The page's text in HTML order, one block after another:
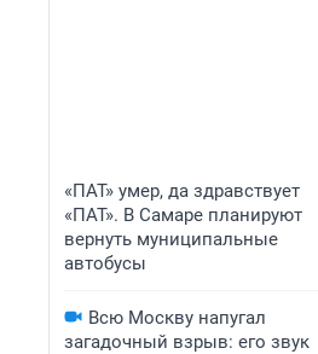
«ПАТ» умер, да здравствует
«ПАТ». В Самаре планируют
вернуть муниципальные
автобусы
Всю Москву напугал
загадочный взрыв: его звук